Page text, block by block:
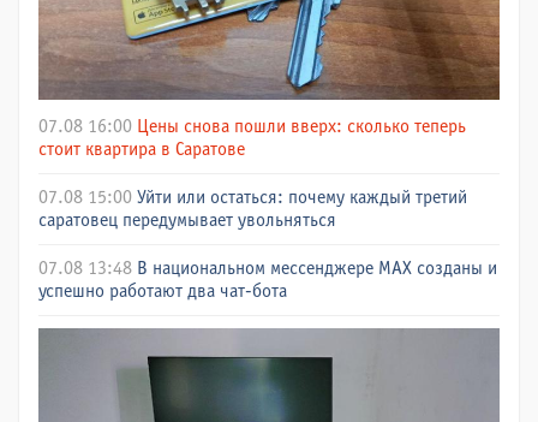
07.08 16:00 Цены снова пошли вверх: сколько теперь
стоит квартира в Саратове
07.08 15:00 Уйти или остаться: почему каждый третий
саратовец передумывает увольняться
07.08 13:48 В национальном мессенджере МАХ созданы и
успешно работают два чат-бота